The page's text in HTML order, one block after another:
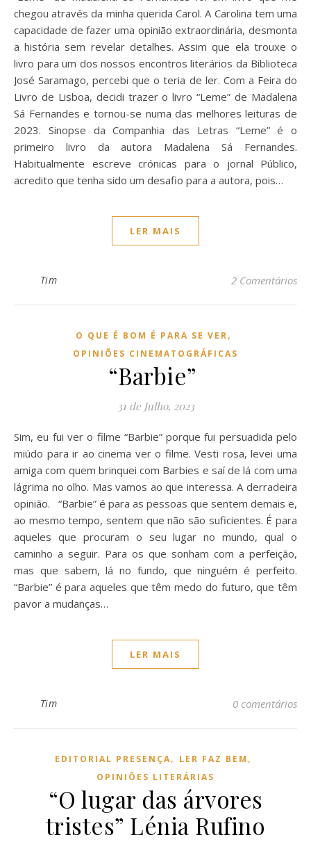
chegou através da minha querida Carol. A Carolina tem uma
capacidade de fazer uma opinião extraordinária, desmonta
a história sem revelar detalhes. Assim que ela trouxe o
livro para um dos nossos encontros literários da Biblioteca
José Saramago, percebi que o teria de ler. Com a Feira do
Livro de Lisboa, decidi trazer o livro “Leme” de Madalena
Sá Fernandes e tornou-se numa das melhores leituras de
2023. Sinopse da Companhia das Letras “Leme” é o
primeiro livro da autora Madalena Sá Fernandes.
Habitualmente escreve crónicas para o jornal Público,
acredito que tenha sido um desafio para a autora, pois…
LER MAIS
Tim 2 Comentários
O QUE É BOM É PARA SE VER,
OPINIÕES CINEMATOGRÁFICAS
“Barbie”
31 de Julho, 2023
Sim, eu fui ver o filme “Barbie” porque fui persuadida pelo
miúdo para ir ao cinema ver o filme. Vesti rosa, levei uma
amiga com quem brinquei com Barbies e saí de lá com uma
lágrima no olho. Mas vamos ao que interessa. A derradeira
opinião. “Barbie” é para as pessoas que sentem demais e,
ao mesmo tempo, sentem que não são suficientes. É para
aqueles que procuram o seu lugar no mundo, qual o
caminho a seguir. Para os que sonham com a perfeição,
mas que sabem, lá no fundo, que ninguém é perfeito.
“Barbie” é para aqueles que têm medo do futuro, que têm
pavor a mudanças…
LER MAIS
Tim 0 comentários
EDITORIAL PRESENÇA, LER FAZ BEM ,
OPINIÕES LITERÁRIAS
“O lugar das árvores
tristes” Lénia Rufino